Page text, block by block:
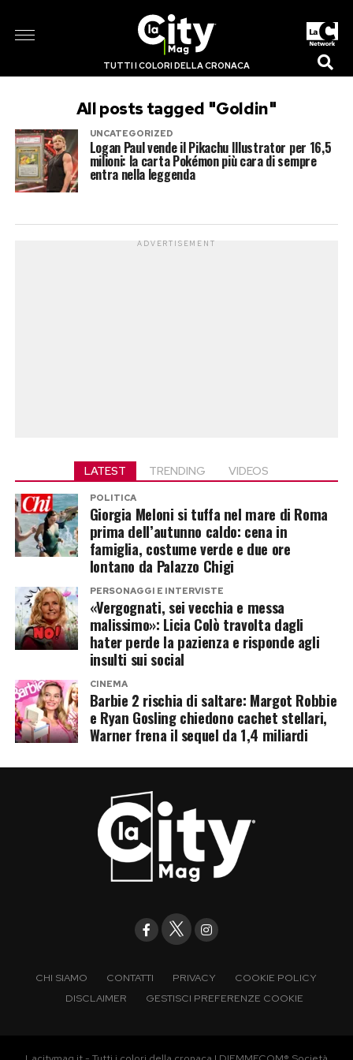
TUTTI I COLORI DELLA CRONACA
All posts tagged "Goldin"
UNCATEGORIZED
Logan Paul vende il Pikachu Illustrator per 16,5
milioni: la carta Pokémon più cara di sempre
entra nella leggenda
ADVERTISEMENT
LATEST TRENDING VIDEOS
POLITICA
Giorgia Meloni si tuffa nel mare di Roma
prima dell’autunno caldo: cena in
famiglia, costume verde e due ore
lontano da Palazzo Chigi
PERSONAGGI E INTERVISTE
«Vergognati, sei vecchia e messa
malissimo»: Licia Colò travolta dagli
hater perde la pazienza e risponde agli
insulti sui social
CINEMA
Barbie 2 rischia di saltare: Margot Robbie
e Ryan Gosling chiedono cachet stellari,
Warner frena il sequel da 1,4 miliardi
CHI SIAMO CONTATTI PRIVACY
COOKIE POLICY
DISCLAIMER
GESTISCI PREFERENZE COOKIE